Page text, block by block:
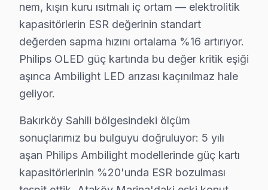
Capacity AVM ise ilçenin "değişim bölgesi": kentsel
Bakırköy'den gelen Philips servis taleplerinin nasıl
Kapıda beş dakikalık görsel ve osiloskop incelemesi
Bu hikayenin olağan olması, Bakırköy'de 14 yıllık
Bakırköy'de Philips onarımlarından derlenen teknik
Philips VA Panel panelinde ek bir teknik inceleme
14 yıllık Bakırköy servis arşivi, bu TV televizyon
Güncel tablo şu: aylık 81 başvurunun %30'i
Memnuniyet verisi yıllar içinde bir iyileşme hikayesi
nem, kışın kuru ısıtmalı iç ortam — elektrolitik
kapasitörlerin ESR değerinin standart
değerden sapma hızını ortalama %16 artırıyor.
Philips OLED güç kartında bu değer kritik eşiği
aşınca Ambilight LED arızası kaçınılmaz hale
geliyor.
Bakırköy Sahili bölgesindeki ölçüm
sonuçlarımız bu bulguyu doğruluyor: 5 yılı
aşan Philips Ambilight modellerinde güç kartı
kapasitörlerinin %20'unda ESR bozulması